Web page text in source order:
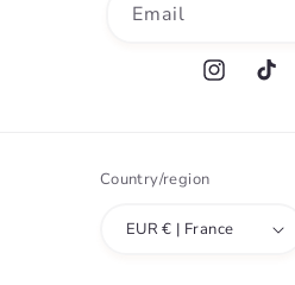
Email
InstagramTikTok
Country/region
EUR € | France